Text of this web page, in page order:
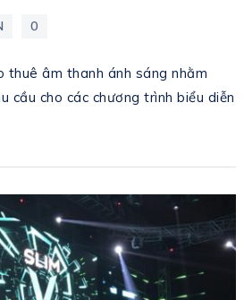
0
thuê âm thanh ánh sáng nhằm
cầu cho các chương trình biểu diễn